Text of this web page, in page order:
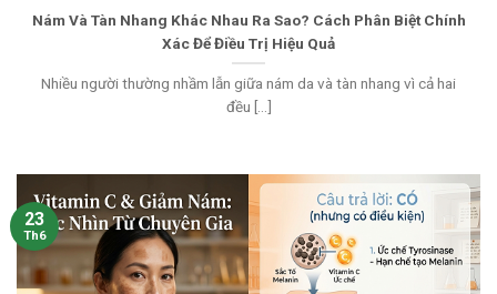
Nám Và Tàn Nhang Khác Nhau Ra Sao? Cách Phân Biệt Chính
Xác Để Điều Trị Hiệu Quả
Nhiều người thường nhầm lẫn giữa nám da và tàn nhang vì cả hai
đều [...]
23
Th6